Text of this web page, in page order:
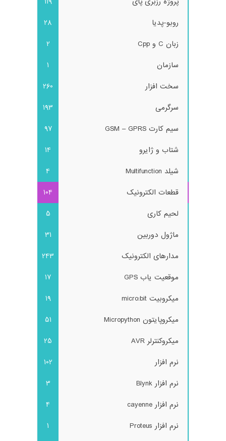
روبو-پدیا
28
زبان C و Cpp
2
سازمان
1
سخت افزار
260
سرگرمی
193
سیم کارت GSM – GPRS
97
شتاب و ژایرو
14
شیلد Multifunction
4
قطعات الکترونیک
104
لحیم کاری
5
ماژول دوربین
31
مدارهای الکترونیک
243
موقعیت یاب GPS
17
میکروبیت micro:bit
19
میکروپایتون Micropython
51
میکروکنترلر AVR
25
نرم افزار
102
نرم افزار Blynk
3
نرم افزار cayenne
4
نرم افزار Proteus
1